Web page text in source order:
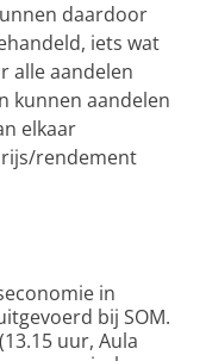
daardoor
iets wat
alle aandelen
kunnen aandelen
elkaar
rendement
in
bij SOM.
uur, Aula